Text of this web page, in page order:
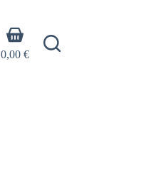
Panier
d’achat
0,00 €